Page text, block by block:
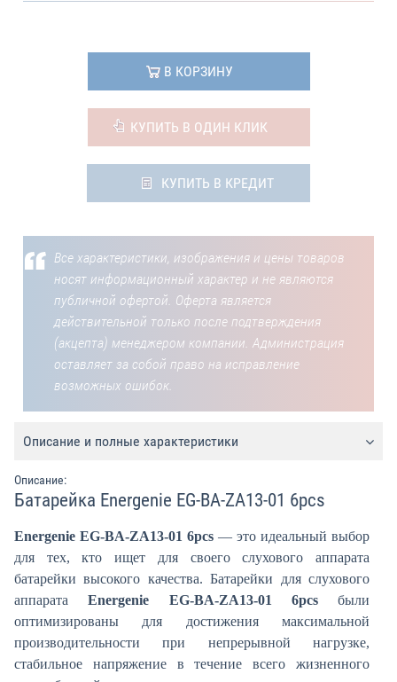
В КОРЗИНУ
КУПИТЬ В ОДИН КЛИК
КУПИТЬ В КРЕДИТ
Все характеристики, изображения и цены товаров
носят информационный характер и не являются
публичной офертой. Оферта является
действительной только после подтверждения
(акцепта) менеджером компании. Администрация
оставляет за собой право на исправление
возможных ошибок.
Описание и полные характеристики
Описание:
Батарейка Energenie EG-BA-ZA13-01 6pcs
Energenie EG-BA-ZA13-01 6pcs ― это идеальный выбор
для тех, кто ищет для своего слухового аппарата
батарейки высокого качества. Батарейки для слухового
аппаратаEnergenie EG-BA-ZA13-01 6pcsбыли
оптимизированы для достижения максимальной
производительности при непрерывной нагрузке,
стабильное напряжение в течение всего жизненного